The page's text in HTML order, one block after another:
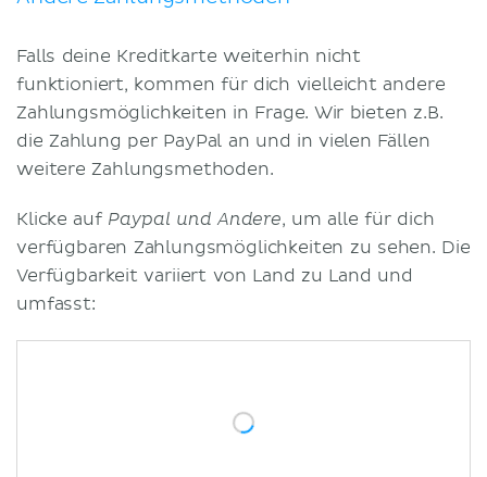
Falls deine Kreditkarte weiterhin nicht
funktioniert, kommen für dich vielleicht andere
Zahlungsmöglichkeiten in Frage. Wir bieten z.B.
die Zahlung per PayPal an und in vielen Fällen
weitere Zahlungsmethoden.
Klicke auf Paypal und Andere, um alle für dich
verfügbaren Zahlungsmöglichkeiten zu sehen. Die
Verfügbarkeit variiert von Land zu Land und
umfasst: